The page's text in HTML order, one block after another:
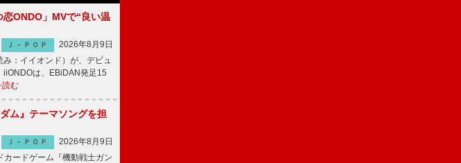
ONDO」MVで“良い温
Ｊ－ＰＯＰ
2026年8月9日
：イイオンド）が、デビュ
は、EBiDAN発足15
読む
ム』テーマソングを担
Ｊ－ＰＯＰ
2026年8月9日
ードゲーム『機動戦士ガン